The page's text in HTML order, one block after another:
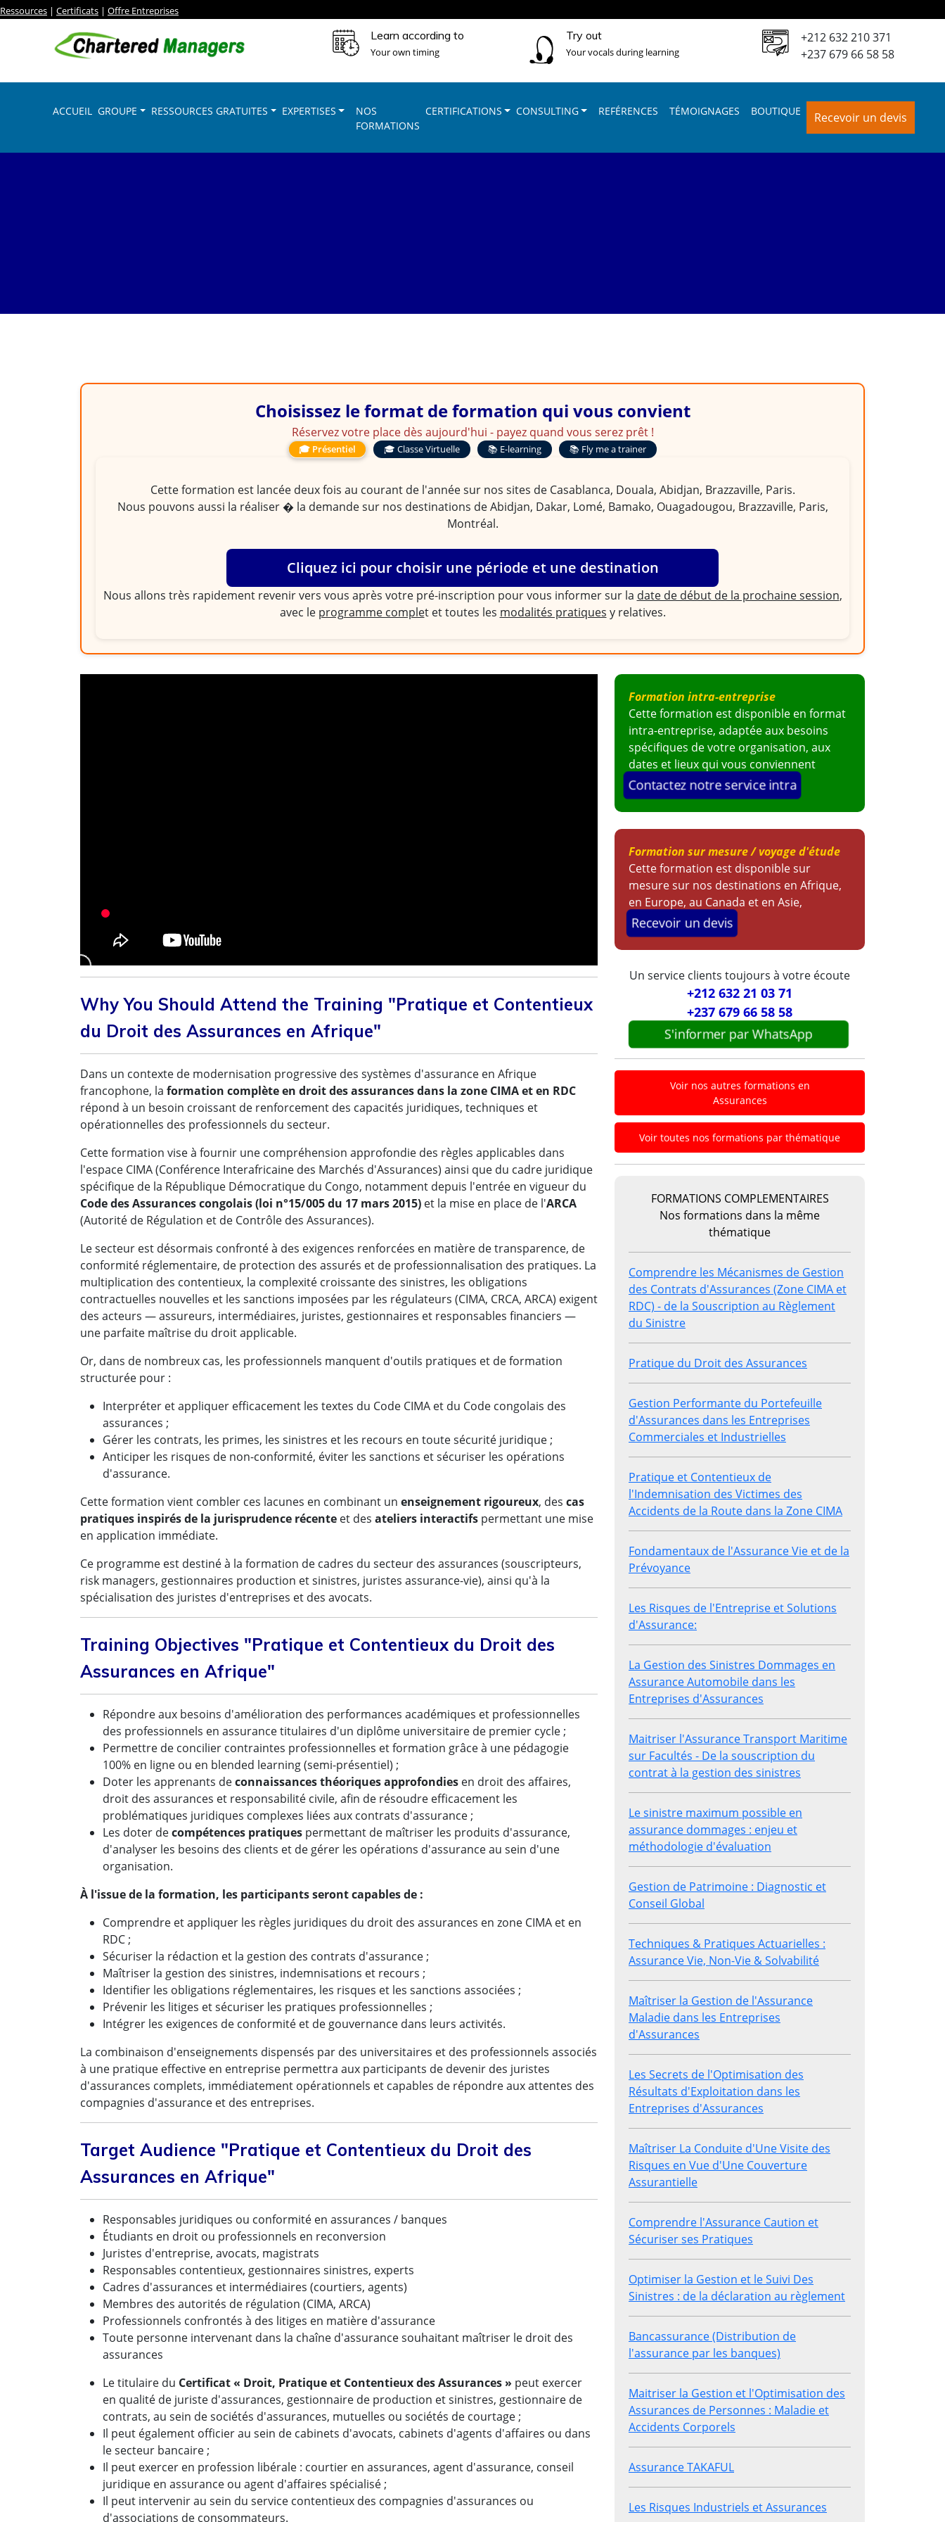
Ressources | Certificats | Offre Entreprises
Learn according to
Your own timing
Try out
Your vocals during learning
+212 632 210 371
+237 679 66 58 58
ACCUEIL GROUPE RESSOURCES GRATUITES EXPERTISES
NOS
FORMATIONS
CERTIFICATIONS CONSULTING REFÉRENCES TÉMOIGNAGES BOUTIQUE Recevoir un devis
Choisissez le format de formation qui vous convient
Réservez votre place dès aujourd'hui - payez quand vous serez prêt !
🎓 Présentiel 🎓 Classe Virtuelle 📚 E-learning 📚 Fly me a trainer
Cette formation est lancée deux fois au courant de l'année sur nos sites de Casablanca, Douala, Abidjan, Brazzaville, Paris.
Nous pouvons aussi la réaliser � la demande sur nos destinations de Abidjan, Dakar, Lomé, Bamako, Ouagadougou, Brazzaville, Paris,
Montréal.
Cliquez ici pour choisir une période et une destination
Nous allons très rapidement revenir vers vous après votre pré-inscription pour vous informer sur la date de début de la prochaine session,
avec le programme complet et toutes les modalités pratiques y relatives.
Why You Should Attend the Training "Pratique et Contentieux
du Droit des Assurances en Afrique"
Dans un contexte de modernisation progressive des systèmes d'assurance en Afrique
francophone, la formation complète en droit des assurances dans la zone CIMA et en RDC
répond à un besoin croissant de renforcement des capacités juridiques, techniques et
opérationnelles des professionnels du secteur.
Cette formation vise à fournir une compréhension approfondie des règles applicables dans
l'espace CIMA (Conférence Interafricaine des Marchés d'Assurances) ainsi que du cadre juridique
spécifique de la République Démocratique du Congo, notamment depuis l'entrée en vigueur du
Code des Assurances congolais (loi n°15/005 du 17 mars 2015) et la mise en place de l'ARCA
(Autorité de Régulation et de Contrôle des Assurances).
Le secteur est désormais confronté à des exigences renforcées en matière de transparence, de
conformité réglementaire, de protection des assurés et de professionnalisation des pratiques. La
multiplication des contentieux, la complexité croissante des sinistres, les obligations
contractuelles nouvelles et les sanctions imposées par les régulateurs (CIMA, CRCA, ARCA) exigent
des acteurs — assureurs, intermédiaires, juristes, gestionnaires et responsables financiers —
une parfaite maîtrise du droit applicable.
Or, dans de nombreux cas, les professionnels manquent d'outils pratiques et de formation
structurée pour :
Interpréter et appliquer efficacement les textes du Code CIMA et du Code congolais des
assurances ;
Gérer les contrats, les primes, les sinistres et les recours en toute sécurité juridique ;
Anticiper les risques de non-conformité, éviter les sanctions et sécuriser les opérations
d'assurance.
Cette formation vient combler ces lacunes en combinant un enseignement rigoureux, des cas
pratiques inspirés de la jurisprudence récente et des ateliers interactifs permettant une mise
en application immédiate.
Ce programme est destiné à la formation de cadres du secteur des assurances (souscripteurs,
risk managers, gestionnaires production et sinistres, juristes assurance-vie), ainsi qu'à la
spécialisation des juristes d'entreprises et des avocats.
Training Objectives "Pratique et Contentieux du Droit des
Assurances en Afrique"
Répondre aux besoins d'amélioration des performances académiques et professionnelles
des professionnels en assurance titulaires d'un diplôme universitaire de premier cycle ;
Permettre de concilier contraintes professionnelles et formation grâce à une pédagogie
100% en ligne ou en blended learning (semi-présentiel) ;
Doter les apprenants deconnaissances théoriques approfondies en droit des affaires,
droit des assurances et responsabilité civile, afin de résoudre efficacement les
problématiques juridiques complexes liées aux contrats d'assurance ;
Les doter decompétences pratiques permettant de maîtriser les produits d'assurance,
d'analyser les besoins des clients et de gérer les opérations d'assurance au sein d'une
organisation.
À l'issue de la formation, les participants seront capables de :
Comprendre et appliquer les règles juridiques du droit des assurances en zone CIMA et en
RDC ;
Sécuriser la rédaction et la gestion des contrats d'assurance ;
Maîtriser la gestion des sinistres, indemnisations et recours ;
Identifier les obligations réglementaires, les risques et les sanctions associées ;
Prévenir les litiges et sécuriser les pratiques professionnelles ;
Intégrer les exigences de conformité et de gouvernance dans leurs activités.
La combinaison d'enseignements dispensés par des universitaires et des professionnels associés
à une pratique effective en entreprise permettra aux participants de devenir des juristes
d'assurances complets, immédiatement opérationnels et capables de répondre aux attentes des
compagnies d'assurance et des entreprises.
Target Audience "Pratique et Contentieux du Droit des
Assurances en Afrique"
Responsables juridiques ou conformité en assurances / banques
Étudiants en droit ou professionnels en reconversion
Juristes d'entreprise, avocats, magistrats
Responsables contentieux, gestionnaires sinistres, experts
Cadres d'assurances et intermédiaires (courtiers, agents)
Membres des autorités de régulation (CIMA, ARCA)
Professionnels confrontés à des litiges en matière d'assurance
Toute personne intervenant dans la chaîne d'assurance souhaitant maîtriser le droit des
assurances
Le titulaire du Certificat « Droit, Pratique et Contentieux des Assurances » peut exercer
en qualité de juriste d'assurances, gestionnaire de production et sinistres, gestionnaire de
contrats, au sein de sociétés d'assurances, mutuelles ou sociétés de courtage ;
Il peut également officier au sein de cabinets d'avocats, cabinets d'agents d'affaires ou dans
le secteur bancaire ;
Il peut exercer en profession libérale : courtier en assurances, agent d'assurance, conseil
juridique en assurance ou agent d'affaires spécialisé ;
Il peut intervenir au sein du service contentieux des compagnies d'assurances ou
d'associations de consommateurs.
Formation intra-entreprise
Cette formation est disponible en format
intra-entreprise, adaptée aux besoins
spécifiques de votre organisation, aux
dates et lieux qui vous conviennent
Contactez notre service intra
Formation sur mesure / voyage d'étude
Cette formation est disponible sur
mesure sur nos destinations en Afrique,
en Europe, au Canada et en Asie,
Recevoir un devis
Un service clients toujours à votre écoute
+212 632 21 03 71
+237 679 66 58 58
S'informer par WhatsApp
Voir nos autres formations en
Assurances
Voir toutes nos formations par thématique
FORMATIONS COMPLEMENTAIRES
Nos formations dans la même
thématique
Comprendre les Mécanismes de Gestion
des Contrats d'Assurances (Zone CIMA et
RDC) - de la Souscription au Règlement
du Sinistre
Pratique du Droit des Assurances
Gestion Performante du Portefeuille
d'Assurances dans les Entreprises
Commerciales et Industrielles
Pratique et Contentieux de
l'Indemnisation des Victimes des
Accidents de la Route dans la Zone CIMA
Fondamentaux de l'Assurance Vie et de la
Prévoyance
Les Risques de l'Entreprise et Solutions
d'Assurance:
La Gestion des Sinistres Dommages en
Assurance Automobile dans les
Entreprises d'Assurances
Maitriser l'Assurance Transport Maritime
sur Facultés - De la souscription du
contrat à la gestion des sinistres
Le sinistre maximum possible en
assurance dommages : enjeu et
méthodologie d'évaluation
Gestion de Patrimoine : Diagnostic et
Conseil Global
Techniques & Pratiques Actuarielles :
Assurance Vie, Non-Vie & Solvabilité
Maîtriser la Gestion de l'Assurance
Maladie dans les Entreprises
d'Assurances
Les Secrets de l'Optimisation des
Résultats d'Exploitation dans les
Entreprises d'Assurances
Maîtriser La Conduite d'Une Visite des
Risques en Vue d'Une Couverture
Assurantielle
Comprendre l'Assurance Caution et
Sécuriser ses Pratiques
Optimiser la Gestion et le Suivi Des
Sinistres : de la déclaration au règlement
Bancassurance (Distribution de
l'assurance par les banques)
Maitriser la Gestion et l'Optimisation des
Assurances de Personnes : Maladie et
Accidents Corporels
Assurance TAKAFUL
Les Risques Industriels et Assurances